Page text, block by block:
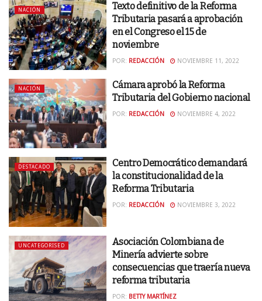
NACIÓN
Texto definitivo de la Reforma
Tributaria pasará a aprobación
en el Congreso el 15 de
noviembre
POR: REDACCIÓN NOVIEMBRE 11, 2022
NACIÓN
Cámara aprobó la Reforma
Tributaria del Gobierno nacional
POR: REDACCIÓN NOVIEMBRE 4, 2022
DESTACADO
Centro Democrático demandará
la constitucionalidad de la
Reforma Tributaria
POR: REDACCIÓN NOVIEMBRE 3, 2022
UNCATEGORISED
Asociación Colombiana de
Minería advierte sobre
consecuencias que traería nueva
reforma tributaria
POR: BETTY MARTÍNEZ